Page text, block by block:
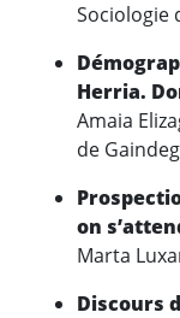
Sociologie
Herria.
Amaia
de
on
Marta
Discours